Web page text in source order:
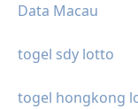
Data Macau
togel sdy lotto
togel hongkong